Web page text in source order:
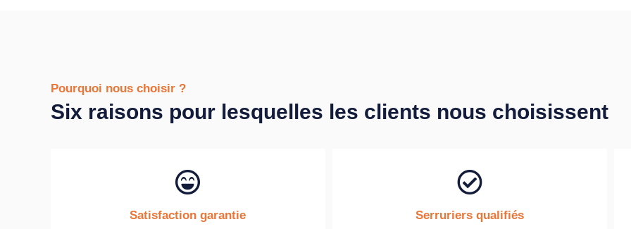
Pourquoi nous choisir ?
Six raisons pour lesquelles les clients nous choisissent
Satisfaction garantie
Serruriers qualifiés